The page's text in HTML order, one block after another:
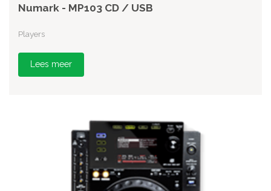
Numark - MP103 CD / USB
Players
Lees meer